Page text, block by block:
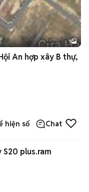
1
An hợp xây B thự,
hiện số Chat
S20 plus.ram